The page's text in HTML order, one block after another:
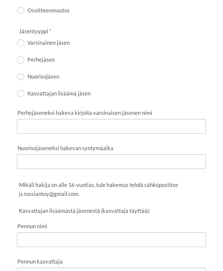
Osoitteenmuutos
Jäsentyyppi *
Varsinainen jäsen
Perhejäsen
Nuorisojäsen
Kasvattajan lisäämä jäsen
Perhejäseneksi hakeva kirjoita varsinaisen jäsenen nimi
Nuorisojäseneksi hakevan syntymäaika
Mikäli hakija on alle 16-vuotias, tule hakemus tehdä sähköpostitse
js.russiantoy@gmail.com.
Kasvattajan lisäämästä jäsenestä (kasvattaja täyttää):
Pennun nimi
Pennun kasvattaja